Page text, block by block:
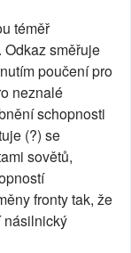
téměř
Odkaz směřuje
poučení pro
neznalé
schopnosti
(?) se
sovětů,
fronty tak, že
násilnický